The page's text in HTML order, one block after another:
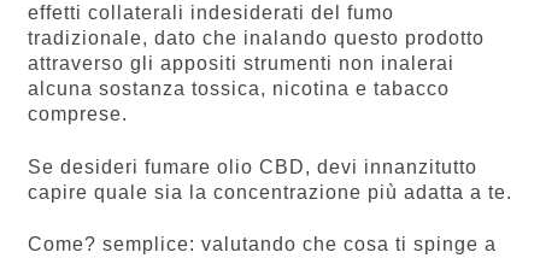
effetti collaterali indesiderati del fumo
tradizionale, dato che inalando questo prodotto
attraverso gli appositi strumenti non inalerai
alcuna sostanza tossica, nicotina e tabacco
comprese.
Se desideri fumare olio CBD, devi innanzitutto
capire quale sia la concentrazione più adatta a te.
Come? semplice: valutando che cosa ti spinge a